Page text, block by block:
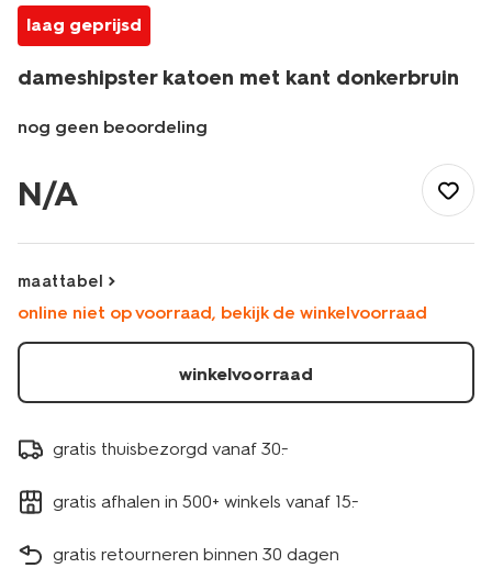
laag geprijsd
dameshipster katoen met kant donkerbruin
nog geen beoordeling
katoen-
met-
donkerbruin-
19621615DARKBROWN.html
N/A
maattabel
online niet op voorraad, bekijk de winkelvoorraad
winkelvoorraad
gratis thuisbezorgd vanaf 30.-
gratis afhalen in 500+ winkels vanaf 15.-
gratis retourneren binnen 30 dagen